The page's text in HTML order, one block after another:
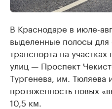
В Краснодаре в июле-
выделенные полосы
транспорта на участках
улиц — Проспект
Тургенева, им.
протяженность новых
10,5 км.